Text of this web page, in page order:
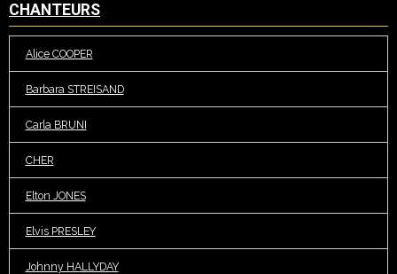
CHANTEURS
Alice COOPER
Barbara STREISAND
Carla BRUNI
CHER
Elton JONES
Elvis PRESLEY
Johnny HALLYDAY